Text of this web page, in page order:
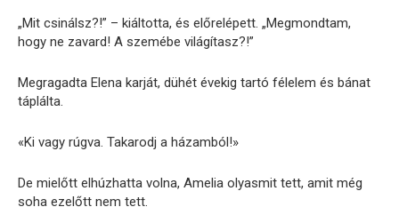
„Mit csinálsz?!” – kiáltotta, és előrelépett. „Megmondtam,
hogy ne zavard! A szemébe világítasz?!”
Megragadta Elena karját, dühét évekig tartó félelem és bánat
táplálta.
«Ki vagy rúgva. Takarodj a házamból!»
De mielőtt elhúzhatta volna, Amelia olyasmit tett, amit még
soha ezelőtt nem tett.